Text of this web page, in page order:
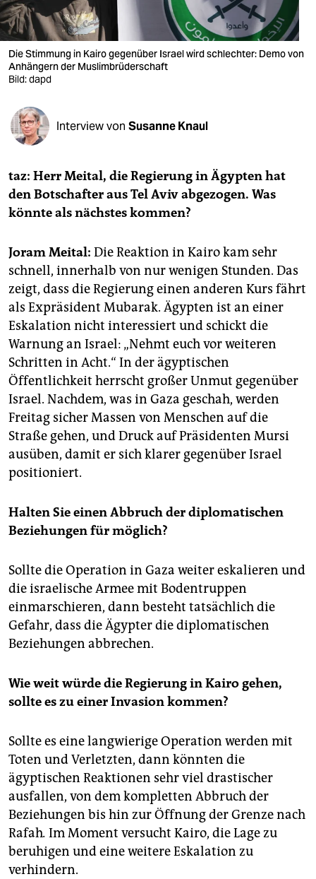
verlag
verlag
veranstaltungen
fragen & hilfe
abo
genossenschaft
Die Stimmung in Kairo gegenüber Israel wird schlechter: Demo von
Anhängern der Muslimbrüderschaft
Bild: dapd
Interview von Susanne Knaul
taz: Herr Meital, die Regierung in Ägypten hat
den Botschafter aus Tel Aviv abgezogen. Was
könnte als nächstes kommen?
Joram Meital: Die Reaktion in Kairo kam sehr
schnell, innerhalb von nur wenigen Stunden. Das
zeigt, dass die Regierung einen anderen Kurs fährt
als Expräsident Mubarak. Ägypten ist an einer
Eskalation nicht interessiert und schickt die
Warnung an Israel: „Nehmt euch vor weiteren
Schritten in Acht.“ In der ägyptischen
Öffentlichkeit herrscht großer Unmut gegenüber
Israel. Nachdem, was in Gaza geschah, werden
Freitag sicher Massen von Menschen auf die
Straße gehen, und Druck auf Präsidenten Mursi
ausüben, damit er sich klarer gegenüber Israel
positioniert.
Halten Sie einen Abbruch der diplomatischen
Beziehungen für möglich?
Sollte die Operation in Gaza weiter eskalieren und
die israelische Armee mit Bodentruppen
einmarschieren, dann besteht tatsächlich die
Gefahr, dass die Ägypter die diplomatischen
Beziehungen abbrechen.
Wie weit würde die Regierung in Kairo gehen,
sollte es zu einer Invasion kommen?
Sollte es eine langwierige Operation werden mit
Toten und Verletzten, dann könnten die
ägyptischen Reaktionen sehr viel drastischer
ausfallen, von dem kompletten Abbruch der
Beziehungen bis hin zur Öffnung der Grenze nach
Rafah. Im Moment versucht Kairo, die Lage zu
beruhigen und eine weitere Eskalation zu
verhindern.